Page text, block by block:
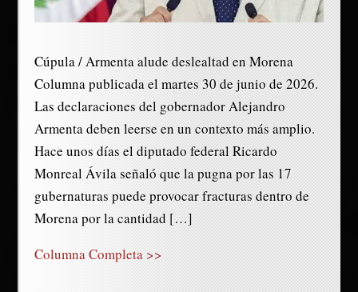
Cúpula / Armenta alude deslealtad en Morena
Columna publicada el martes 30 de junio de 2026.
Las declaraciones del gobernador Alejandro
Armenta deben leerse en un contexto más amplio.
Hace unos días el diputado federal Ricardo
Monreal Ávila señaló que la pugna por las 17
gubernaturas puede provocar fracturas dentro de
Morena por la cantidad […]
Columna Completa >>